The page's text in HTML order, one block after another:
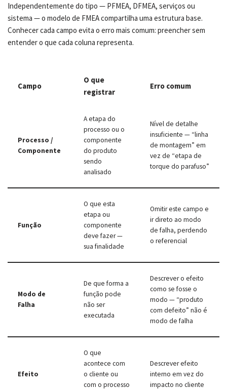
Independentemente do tipo — PFMEA, DFMEA, serviços ou
sistema — o modelo de FMEA compartilha uma estrutura base.
Conhecer cada campo evita o erro mais comum: preencher sem
entender o que cada coluna representa.
Campo
O que
registrar
Erro comum
Processo /
Componente
A etapa do
processo ou o
componente
do produto
sendo
analisado
Nível de detalhe
insuficiente — “linha
de montagem” em
vez de “etapa de
torque do parafuso”
Função
O que esta
etapa ou
componente
deve fazer —
sua finalidade
Omitir este campo e
ir direto ao modo
de falha, perdendo
o referencial
Modo de
Falha
De que forma a
função pode
não ser
executada
Descrever o efeito
como se fosse o
modo — “produto
com defeito” não é
modo de falha
Efeito
O que
acontece com
o cliente ou
com o processo
Descrever efeito
interno em vez do
impacto no cliente